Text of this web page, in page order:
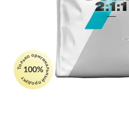
Только оригинальный продукт
100%